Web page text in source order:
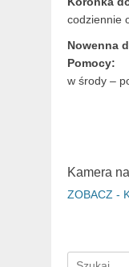
codziennie
Nowenna
Pomocy:
w środy –
Kamera
ZOBACZ -
Search